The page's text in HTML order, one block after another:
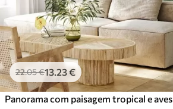
22.05€13 .23€
Panorama com paisagem tropical e aves